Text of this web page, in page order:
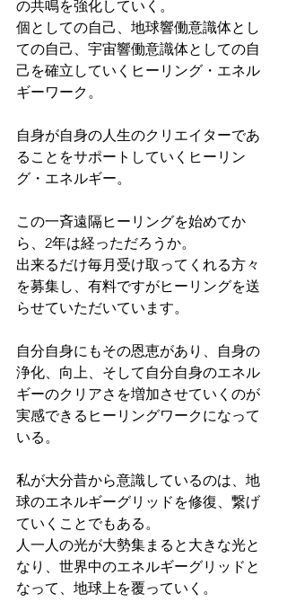
の共鳴を強化していく。
個としての自己、地球響働意識体とし
ての自己、宇宙響働意識体としての自
己を確立していくヒーリング・エネル
ギーワーク。
自身が自身の人生のクリエイターであ
ることをサポートしていくヒーリン
グ・エネルギー。
この一斉遠隔ヒーリングを始めてか
ら、2年は経っただろうか。
出来るだけ毎月受け取ってくれる方々
を募集し、有料ですがヒーリングを送
らせていただいています。
自分自身にもその恩恵があり、自身の
浄化、向上、そして自分自身のエネル
ギーのクリアさを増加させていくのが
実感できるヒーリングワークになって
いる。
私が大分昔から意識しているのは、地
球のエネルギーグリッドを修復、繋げ
ていくことでもある。
人一人の光が大勢集まると大きな光と
なり、世界中のエネルギーグリッドと
なって、地球上を覆っていく。